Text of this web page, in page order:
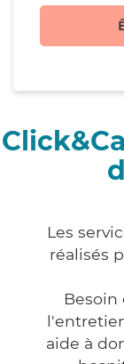
Les
réalisés
aide à